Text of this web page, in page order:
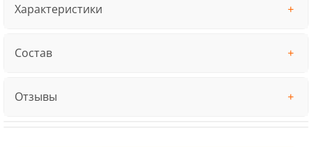
Характеристики
Состав
Отзывы